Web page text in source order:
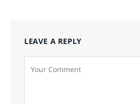
LEAVE A REPLY